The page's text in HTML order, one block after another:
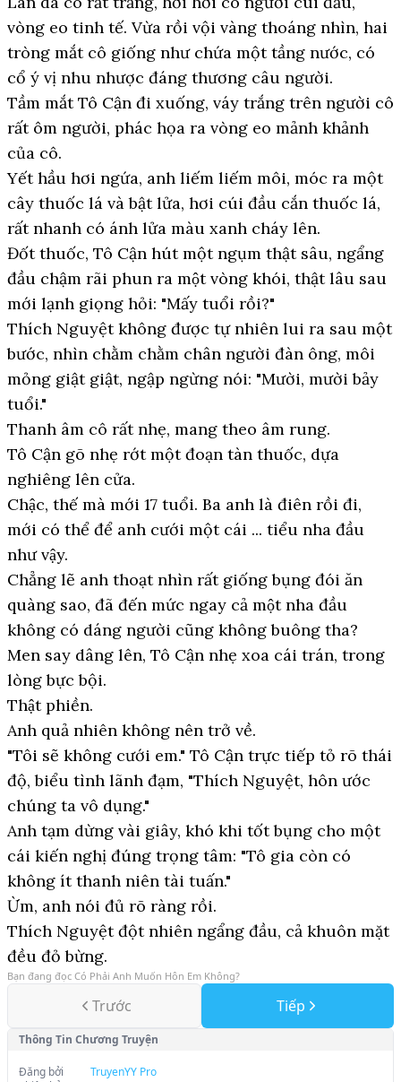
vòng eo tinh tế. Vừa rồi vội vàng thoáng nhìn, hai
tròng mắt cô giống như chứa một tầng nước, có
cổ ý vị nhu nhược đáng thương câu người.
Tầm mắt Tô Cận đi xuống, váy trắng trên người cô
rất ôm người, phác họa ra vòng eo mảnh khảnh
của cô.
Yết hầu hơi ngứa, anh liếm liếm môi, móc ra một
cây thuốc lá và bật lửa, hơi cúi đầu cắn thuốc lá,
rất nhanh có ánh lửa màu xanh cháy lên.
Đốt thuốc, Tô Cận hút một ngụm thật sâu, ngẩng
đầu chậm rãi phun ra một vòng khói, thật lâu sau
mới lạnh giọng hỏi: "Mấy tuổi rồi?"
Thích Nguyệt không được tự nhiên lui ra sau một
bước, nhìn chằm chằm chân người đàn ông, môi
mỏng giật giật, ngập ngừng nói: "Mười, mười bảy
tuổi."
Thanh âm cô rất nhẹ, mang theo âm rung.
Tô Cận gõ nhẹ rớt một đoạn tàn thuốc, dựa
nghiêng lên cửa.
Chậc, thế mà mới 17 tuổi. Ba anh là điên rồi đi,
mới có thể để anh cưới một cái ... tiểu nha đầu
như vậy.
Chẳng lẽ anh thoạt nhìn rất giống bụng đói ăn
quàng sao, đã đến mức ngay cả một nha đầu
không có dáng người cũng không buông tha?
Men say dâng lên, Tô Cận nhẹ xoa cái trán, trong
lòng bực bội.
Thật phiền.
Anh quả nhiên không nên trở về.
"Tôi sẽ không cưới em." Tô Cận trực tiếp tỏ rõ thái
độ, biểu tình lãnh đạm, "Thích Nguyệt, hôn ước
chúng ta vô dụng."
Anh tạm dừng vài giây, khó khi tốt bụng cho một
cái kiến nghị đúng trọng tâm: "Tô gia còn có
không ít thanh niên tài tuấn."
Ừm, anh nói đủ rõ ràng rồi.
Thích Nguyệt đột nhiên ngẩng đầu, cả khuôn mặt
đều đỏ bừng.
Bạn đang đọc Có Phải Anh Muốn Hôn Em Không?
Trước Tiếp
Thông Tin Chương Truyện
Đăng bởi
TruyenYY Pro